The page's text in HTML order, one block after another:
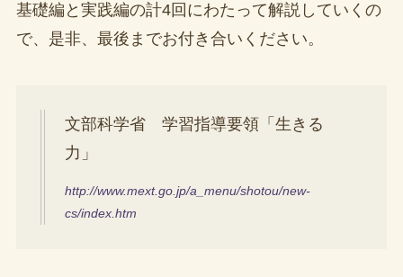
基礎編と実践編の計4回にわたって解説していくの
で、是非、最後までお付き合いください。
文部科学省 学習指導要領「生きる
力」
http://www.mext.go.jp/a_menu/shotou/new-
cs/index.htm